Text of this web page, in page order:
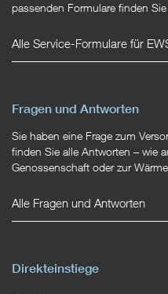
passenden Formulare finden Sie
Alle Service-Formulare für
Fragen und Antworten
Sie haben eine Frage zum
finden Sie alle Antworten – wie
Genossenschaft oder zur
Alle Fragen und Antworten
Direkteinstiege